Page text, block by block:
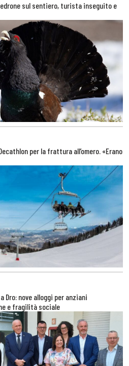
sul sentiero, turista inseguito e
per la frattura all’omero. «Erano
nove alloggi per anziani
e fragilità sociale